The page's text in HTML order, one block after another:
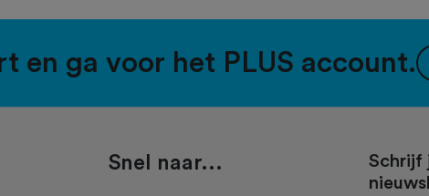
en ga voor het PLUS account.
Snel naar...
Schrijf